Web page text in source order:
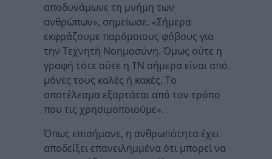
αποδυνάμωνε τη μνήμη των
ανθρώπων», σημείωσε. «Σήμερα
εκφράζουμε παρόμοιους φόβους για
την Τεχνητή Νοημοσύνη. Όμως ούτε η
γραφή τότε ούτε η ΤΝ σήμερα είναι από
μόνες τους καλές ή κακές. Το
αποτέλεσμα εξαρτάται από τον τρόπο
που τις χρησιμοποιούμε».
Όπως επισήμανε, η ανθρωπότητα έχει
αποδείξει επανειλημμένα ότι μπορεί να